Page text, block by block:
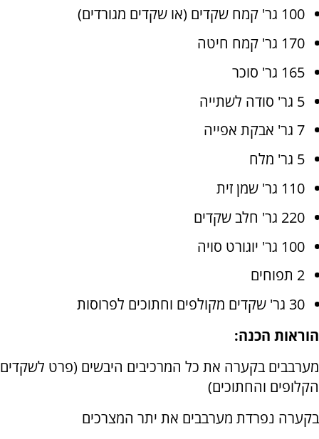
100 גר' קמח שקדים (או שקדים מגורדים)
170 גר' קמח חיטה
165 גר' סוכר
5 גר' סודה לשתייה
7 גר' אבקת אפייה
5 גר' מלח
110 גר' שמן זית
220 גר' חלב שקדים
100 גר' יוגורט סויה
2 תפוחים
30 גר' שקדים מקולפים וחתוכים לפרוסות
הוראות הכנה:
מערבבים בקערה את כל המרכיבים היבשים (פרט לשקדים
הקלופים והחתוכים)
בקערה נפרדת מערבבים את יתר המצרכים